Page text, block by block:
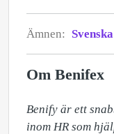
Ämnen:
Om Benifex
Benify är ett
inom HR som